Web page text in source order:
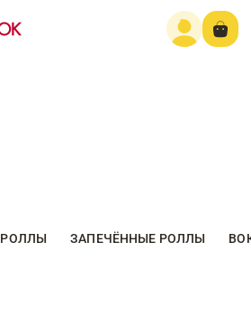
РОЛЛЫ ЗАПЕЧЁННЫЕ РОЛЛЫ